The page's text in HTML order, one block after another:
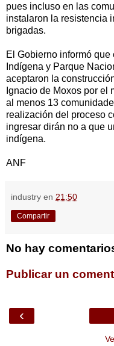
pues incluso en las
instalaron la resistencia
brigadas.
El Gobierno informó
Indígena y Parque
aceptaron la
Ignacio de Moxos por el
al menos 13
realización del proceso
ingresar dirán no a que
indígena.
ANF
industry en 21:50
Compartir
No hay
Publicar un
‹